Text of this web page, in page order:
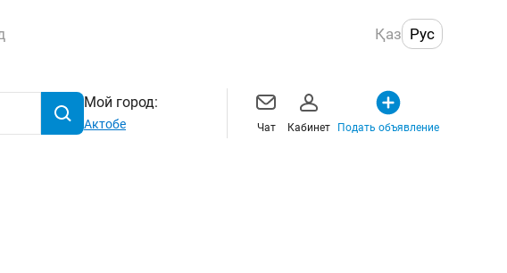
Қаз Рус
Мой город:
Актобе Чат Кабинет Подать объявление